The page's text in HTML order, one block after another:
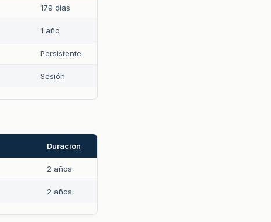
179 días
1 año
Persistente
Sesión
Duración
2 años
2 años